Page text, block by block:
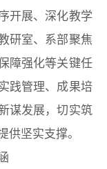
开展、深化教学
研室、系部聚焦
障强化等关键任
践管理、成果培
谋发展，切实筑
供坚实支撑。